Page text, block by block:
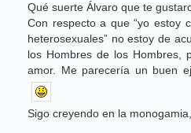
Qué suerte Álvaro que te
Con respecto a que “yo estoy
heterosexuales” no estoy de
los Hombres de los Hombres,
amor. Me parecería un buen
Sigo creyendo en la